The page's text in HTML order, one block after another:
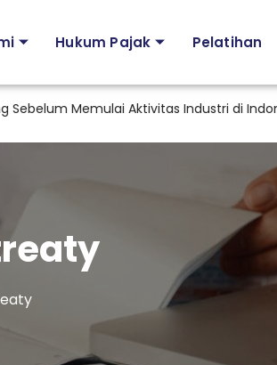
Hukum Pajak Pelatihan
Memulai Aktivitas Industri di Indonesia